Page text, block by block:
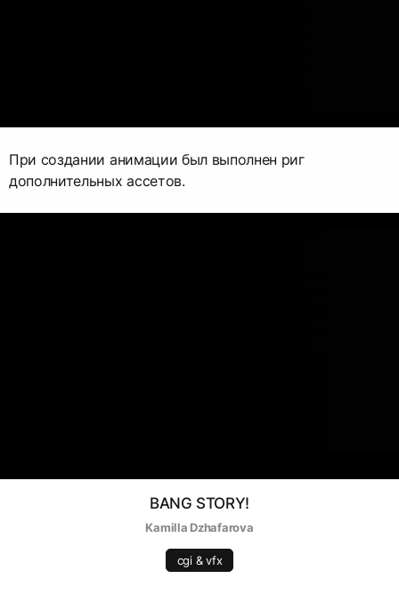
При создании анимации был выполнен риг
дополнительных ассетов.
BANG STORY!
Kamilla Dzhafarova
cgi & vfx